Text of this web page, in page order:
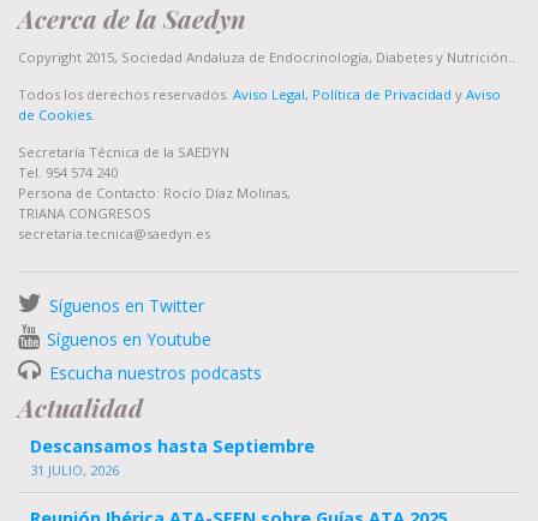
Acerca de la Saedyn
Copyright 2015, Sociedad Andaluza de Endocrinología, Diabetes y Nutrición..
Todos los derechos reservados. Aviso Legal, Política de Privacidad y Aviso
de Cookies
Secretaría Técnica de la SAEDYN
Tel. 954 574 240
Persona de Contacto: Rocío Díaz Molinas,
TRIANA CONGRESOS
secretaria.tecnica@saedyn.es
Síguenos en Twitter
Síguenos en Youtube
Escucha nuestros podcasts
Actualidad
Descansamos hasta Septiembre
31 JULIO, 2026